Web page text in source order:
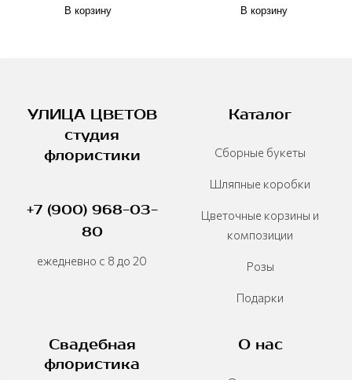
В корзину В корзину
УЛИЦА ЦВЕТОВ
студия
флористики
+7 (900) 968-03-
80
ежедневно с 8 до 20
Каталог
Сборные букеты
Шляпные коробки
Цветочные корзины и
композиции
Розы
Подарки
Свадебная
флористика
О нас